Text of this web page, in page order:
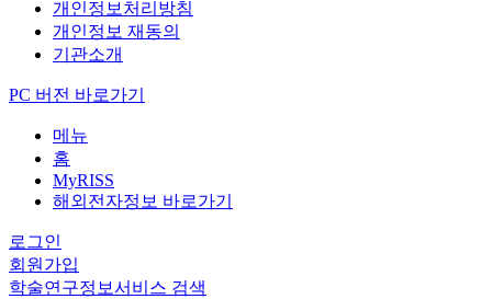
개인정보처리방침
개인정보 재동의
기관소개
PC 버전 바로가기
메뉴
홈
MyRISS
해외전자정보 바로가기
로그인
회원가입
학술연구정보서비스 검색